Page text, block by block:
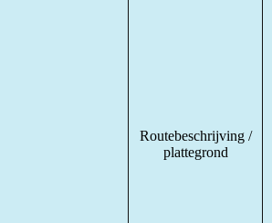
Routebeschrijving /
plattegrond